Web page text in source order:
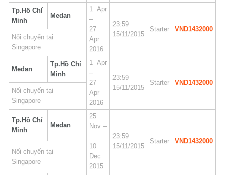
Tp.Hồ Chí
Minh
Medan
1 Apr
–
27
Apr
2016
23:59
15/11/2015
Starter
VND1432000
Nối chuyến tại
Singapore
Medan
Tp.Hồ Chí
Minh
1 Apr
–
27
Apr
2016
23:59
15/11/2015
Starter
VND1432000
Nối chuyến tại
Singapore
Tp.Hồ Chí
Minh
Medan
25
Nov –
10
Dec
2015
23:59
15/11/2015
Starter
VND1432000
Nối chuyến tại
Singapore